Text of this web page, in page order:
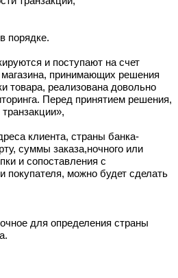
порядке.
и поступают на счет
принимающих решения
товара, реализована довольно
Перед принятием решения,
клиента, страны банка-
суммы заказа,ночного или
и сопоставления с
покупателя, можно будет сделать
для определения страны